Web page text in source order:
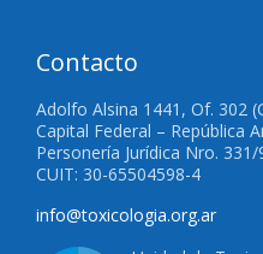
Contacto
Adolfo Alsina 1441, Of. 302
Capital Federal – República
Personería Jurídica Nro. 331/
CUIT: 30-65504598-4
info@toxicologia.org.ar